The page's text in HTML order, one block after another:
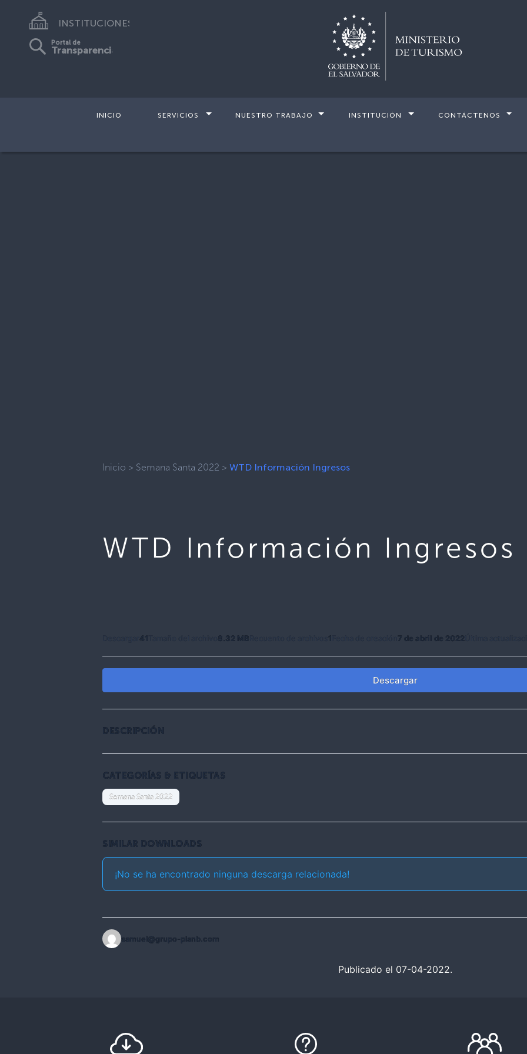
INSTITUCIONES
Portal de
Transparencia
INICIO SERVICIOS NUESTRO TRABAJO INSTITUCIÓN CONTÁCTENOS
Inicio > Semana Santa 2022 >WTD Información Ingresos
WTD Información Ingresos
41 8.32 MB 1 7 de abril de 2022
Descargar
DESCRIPCIÓN
CATEGORÍAS & ETIQUETAS
Semana Santa 2022
SIMILAR DOWNLOADS
¡No se ha encontrado ninguna descarga relacionada!
samuel@grupo-planb.com
Publicado el 07-04-2022.